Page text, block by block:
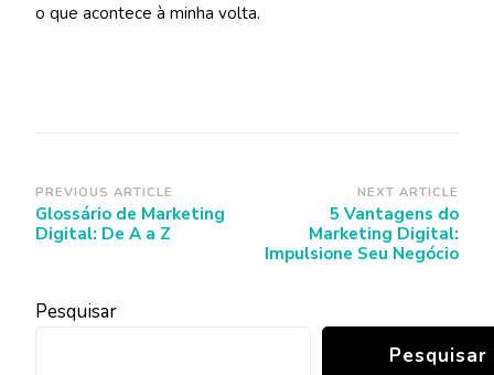
o que acontece à minha volta.
Post
Navigation
PREVIOUS ARTICLE
Glossário de Marketing
Digital: De A a Z
NEXT ARTICLE
5 Vantagens do
Marketing Digital:
Impulsione Seu Negócio
Pesquisar
Pesquisar